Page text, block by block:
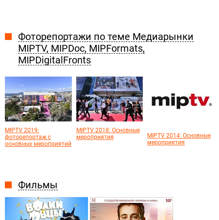
Фильмы
Фоторепортажи по теме Медиарынки
MIPTV, MIPDoc, MIPFormats,
MIPDigitalFronts
MIPTV 2019:
фоторепортаж с
основных мероприятий
MIPTV 2018: Основные
мероприятия
MIPTV 2014: Основные
мероприятия